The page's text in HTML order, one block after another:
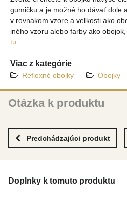
gumičku a je možné ho dávať dole
v rovnakom vzore a veľkosti ako
iného vzoru alebo farby ako
tu
Viac z kategórie
Reflexné obojky Obojky
Otázka k produktu
MENOPredchádzajúci produkt
Doplnky k tomuto produktu